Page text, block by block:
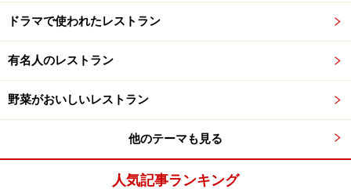
世界を制した３つの味わいが交流するイン
ターナショナルな店内
スタッフにデモンストレーションして見せるポールさん。
また、辻口シェフもパティシエ世界大会で個人優勝を果
ドラマで使われたレストラン
有名人のレストラン
野菜がおいしいレストラン
他のテーマも見る
人気記事ランキング